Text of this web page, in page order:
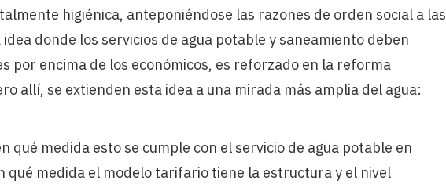
higiénica, anteponiéndose las razones de orden social a las
donde los servicios de agua potable y saneamiento deben
por encima de los económicos, es reforzado en la reforma
allí, se extienden esta idea a una mirada más amplia del agua:
qué medida esto se cumple con el servicio de agua potable en
qué medida el modelo tarifario tiene la estructura y el nivel